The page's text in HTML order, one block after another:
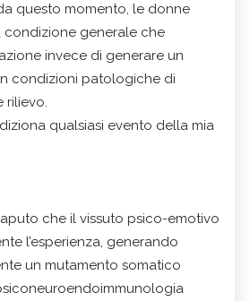
questo momento, le donne
generale che
invece di generare un
condizioni patologiche di
rilievo.
qualsiasi evento della mia
che il vissuto psico-emotivo
l’esperienza, generando
un mutamento somatico